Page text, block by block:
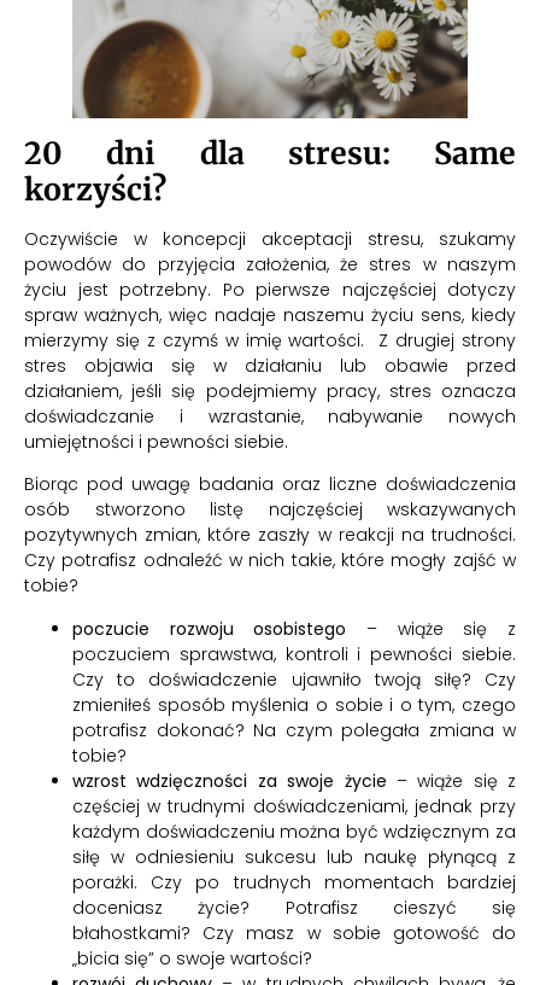
20 dni dla stresu: Same
korzyści?
Oczywiście w koncepcji akceptacji stresu, szukamy
powodów do przyjęcia założenia, że stres w naszym
życiu jest potrzebny. Po pierwsze najczęściej dotyczy
spraw ważnych, więc nadaje naszemu życiu sens, kiedy
mierzymy się z czymś w imię wartości. Z drugiej strony
stres objawia się w działaniu lub obawie przed
działaniem, jeśli się podejmiemy pracy, stres oznacza
doświadczanie i wzrastanie, nabywanie nowych
umiejętności i pewności siebie.
Biorąc pod uwagę badania oraz liczne doświadczenia
osób stworzono listę najczęściej wskazywanych
pozytywnych zmian, które zaszły w reakcji na trudności.
Czy potrafisz odnaleźć w nich takie, które mogły zajść w
tobie?
poczucie rozwoju osobistego – wiąże się z
poczuciem sprawstwa, kontroli i pewności siebie.
Czy to doświadczenie ujawniło twoją siłę? Czy
zmieniłeś sposób myślenia o sobie i o tym, czego
potrafisz dokonać? Na czym polegała zmiana w
tobie?
wzrost wdzięczności za swoje życie – wiąże się z
częściej w trudnymi doświadczeniami, jednak przy
każdym doświadczeniu można być wdzięcznym za
siłę w odniesieniu sukcesu lub naukę płynącą z
porażki. Czy po trudnych momentach bardziej
doceniasz życie? Potrafisz cieszyć się
błahostkami? Czy masz w sobie gotowość do
„bicia się” o swoje wartości?